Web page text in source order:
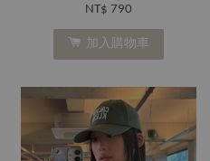
NT$ 790
加入購物車